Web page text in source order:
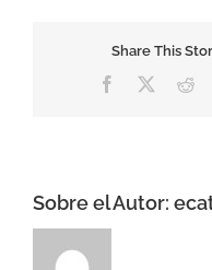
Share This
Facebook
Sobre el Autor: